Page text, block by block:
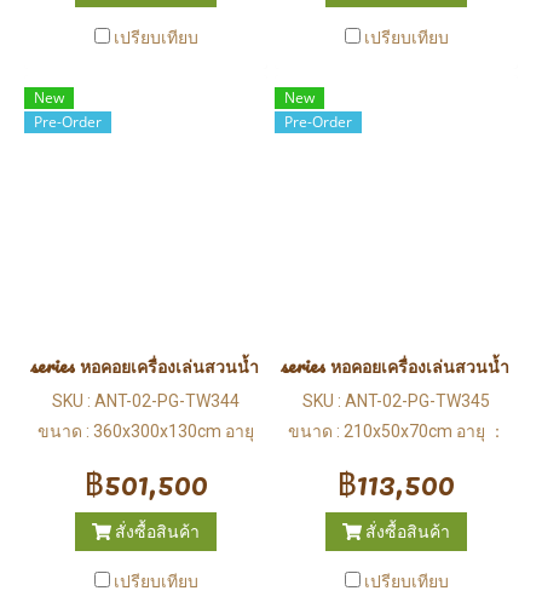
เปรียบเทียบ เปรียบเทียบ
New
Pre-Order
series หอคอยเครื่องเล่นสวนน้ำ (Water Park)
SKU : ANT-02-PG-TW344
ขนาด : 360x300x130cm อายุ
฿501,500
สั่งซื้อสินค้า
เปรียบเทียบ
New
Pre-Order
series หอคอยเครื่องเล่นสวนน้ำ
SKU : ANT-02-PG-TW345
ขนาด : 210x50x70cm อายุ ：
฿113,500
สั่งซื้อสินค้า
เปรียบเทียบ